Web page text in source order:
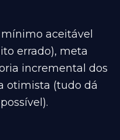
aceitável
errado), meta
incremental dos
otimista (tudo dá